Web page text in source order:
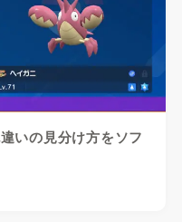
いの見分け方をソフ